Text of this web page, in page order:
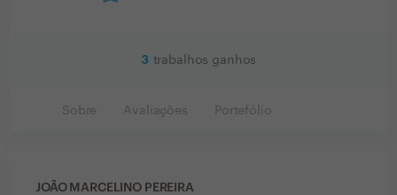
3 trabalhos ganhos
Sobre Avaliações Portefólio
JOÃO MARCELINO PEREIRA